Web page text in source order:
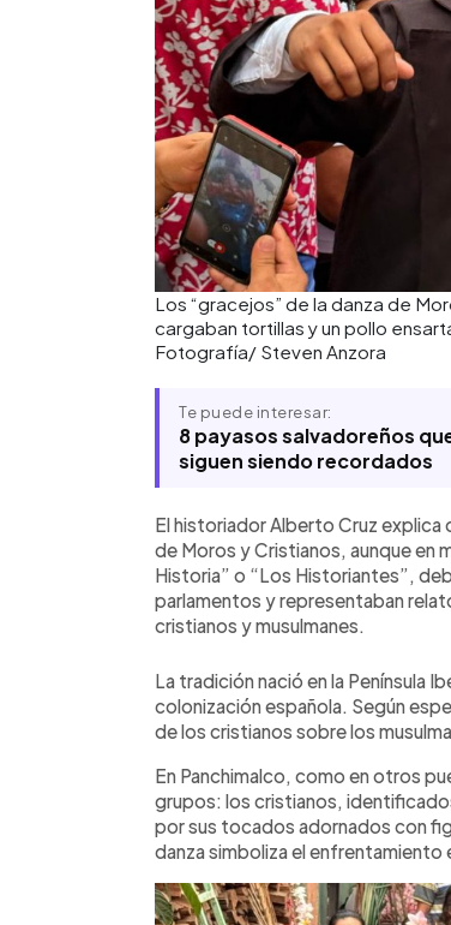
Los “gracejos” de la danza de
cargaban tortillas y un pollo
Fotografía/ Steven Anzora
Te puede interesar:
8 payasos salvadoreños
siguen siendo recordados
El historiador Alberto Cruz
de Moros y Cristianos, aunque en
Historia” o “Los Historiantes”,
parlamentos y representaban
cristianos y musulmanes.
La tradición nació en la Península
colonización española. Según
de los cristianos sobre los
En Panchimalco, como en otros
grupos: los cristianos,
por sus tocados adornados con
danza simboliza el enfrentamiento